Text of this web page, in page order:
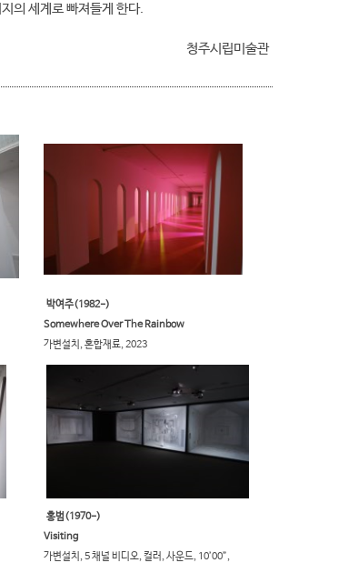
의 세계로 빠져들게 한다.​
청주시립미술관
​박여주(1982-)
Somewhere Over The Rainbow
가변설치, 혼합재료, 2023​
홍범(1970-)
Visiting
가변설치, 5 채널 비디오, 컬러, 사운드, 10’00”,